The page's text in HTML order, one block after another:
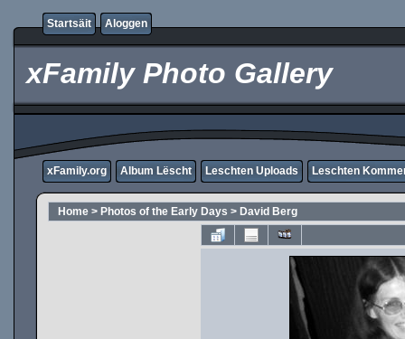
Startsäit Aloggen
xFamily Photo Gallery
xFamily.org Album Lëscht Leschten Uploads Leschten
Home > Photos of the Early Days > David Berg